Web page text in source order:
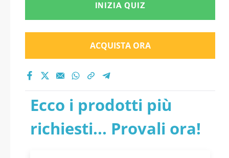
INIZIA QUIZ
ACQUISTA ORA
Ecco i prodotti più
richiesti... Provali ora!